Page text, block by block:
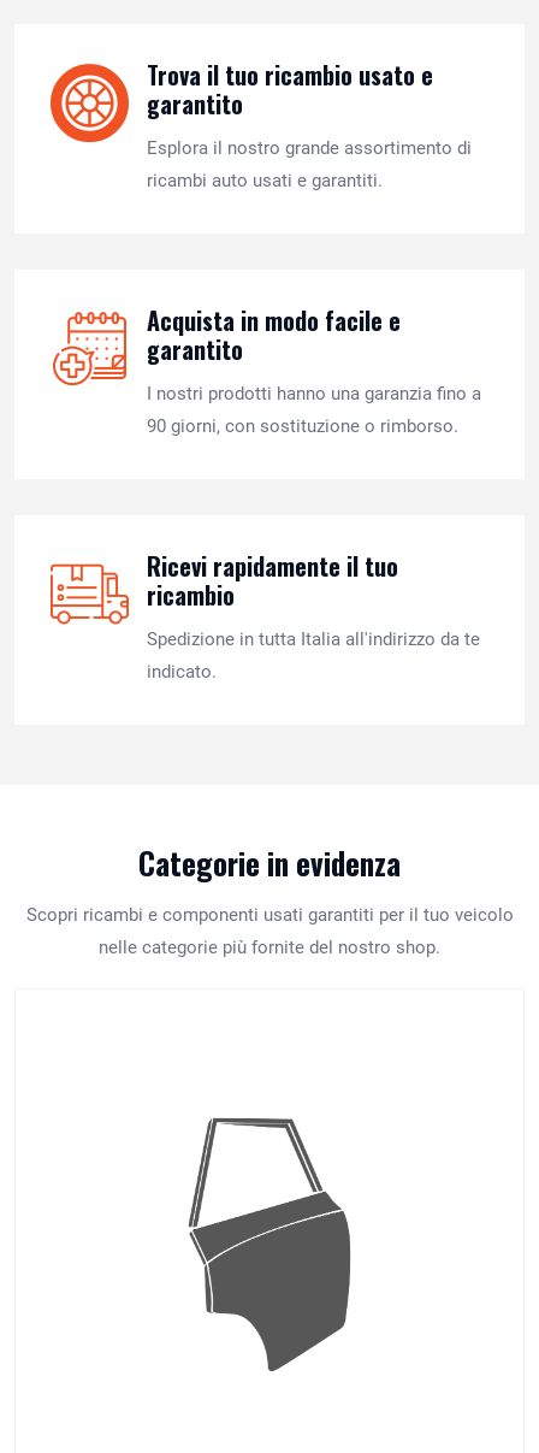
Trova il tuo ricambio usato e
garantito
Esplora il nostro grande assortimento di
ricambi auto usati e garantiti.
Acquista in modo facile e
garantito
I nostri prodotti hanno una garanzia fino a
90 giorni, con sostituzione o rimborso.
Ricevi rapidamente il tuo
ricambio
Spedizione in tutta Italia all'indirizzo da te
indicato.
Categorie in evidenza
Scopri ricambi e componenti usati garantiti per il tuo veicolo
nelle categorie più fornite del nostro shop.